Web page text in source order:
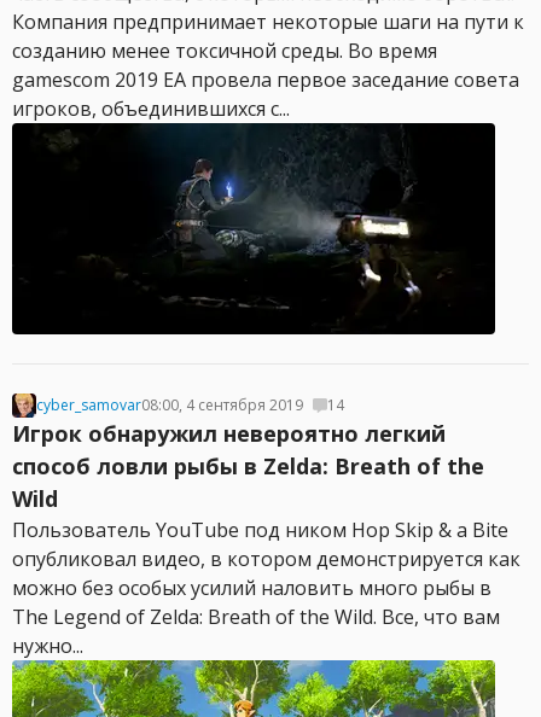
Компания предпринимает некоторые шаги на пути к
созданию менее токсичной среды. Во время
gamescom 2019 EA провела первое заседание совета
игроков, объединившихся с...
cyber_samovar08:00, 4 сентября 2019 14
Игрок обнаружил невероятно легкий
способ ловли рыбы в Zelda: Breath of the
Wild
Пользователь YouTube под ником Hop Skip & a Bite
опубликовал видео, в котором демонстрируется как
можно без особых усилий наловить много рыбы в
The Legend of Zelda: Breath of the Wild. Все, что вам
нужно...